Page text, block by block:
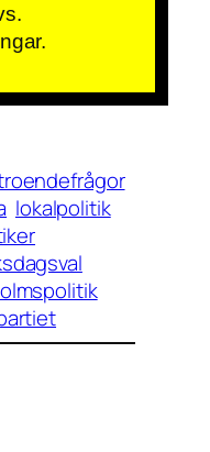
lokalpolitik